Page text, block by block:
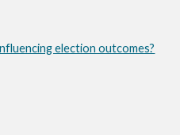
election outcomes?